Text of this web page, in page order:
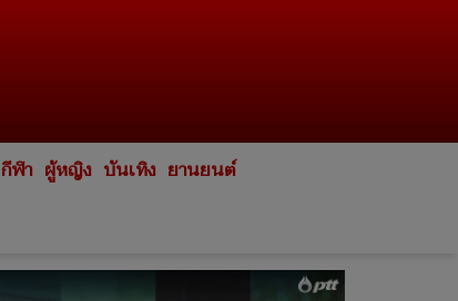
กีฬา ผู้หญิง บันเทิง ยานยนต์